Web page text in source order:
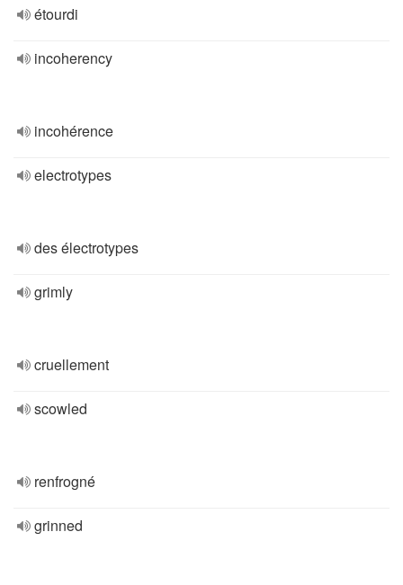
étourdi
incoherency
incohérence
electrotypes
des électrotypes
grimly
cruellement
scowled
renfrogné
grinned